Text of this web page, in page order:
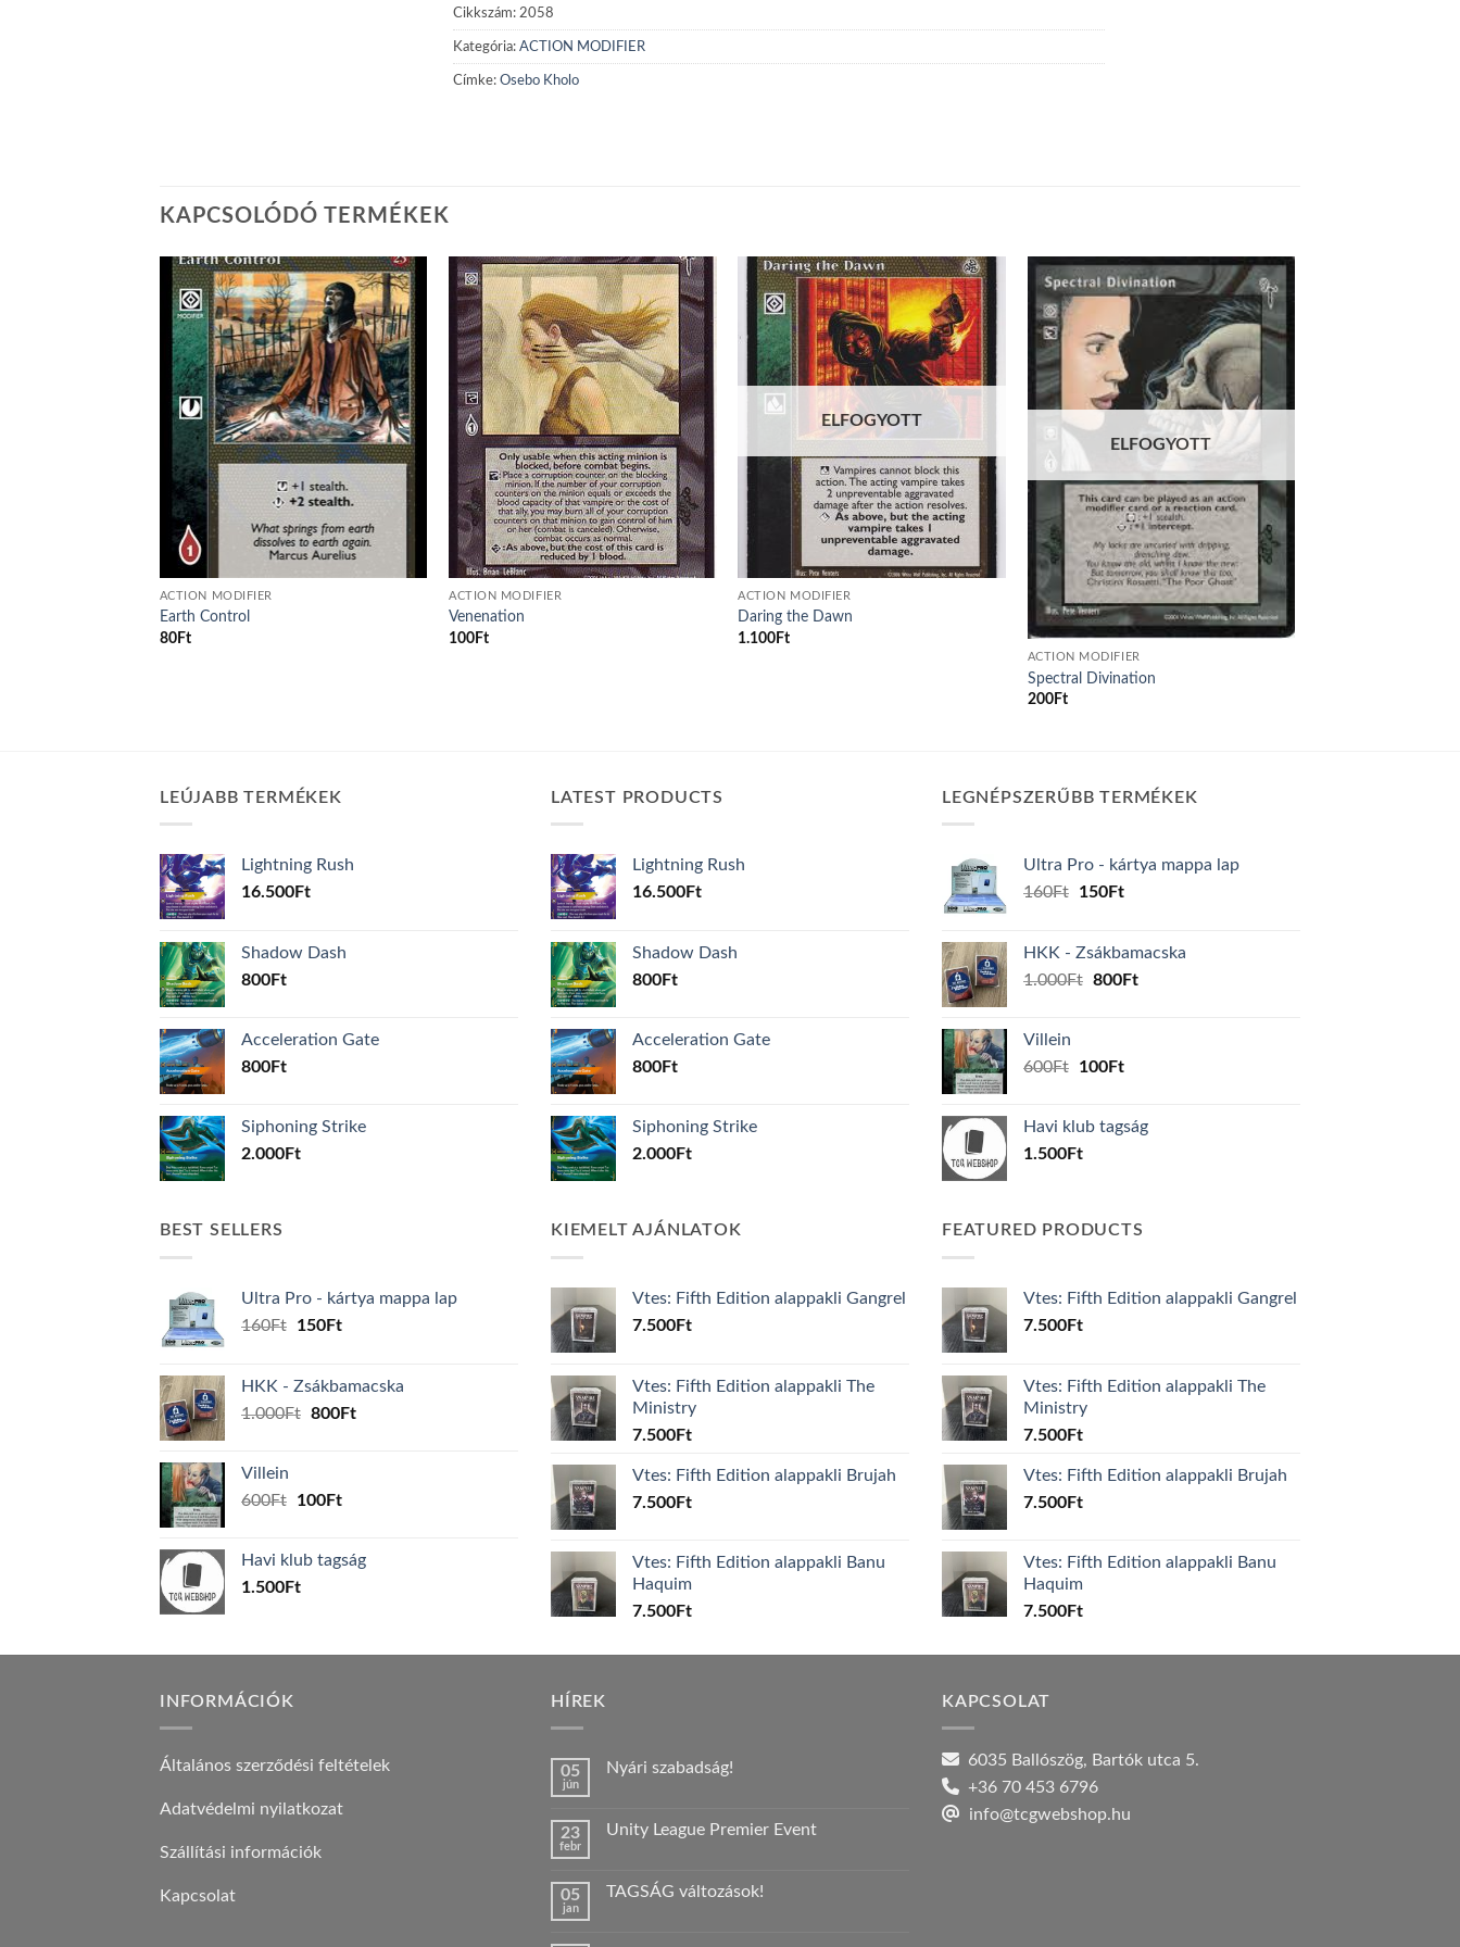
Cikkszám: 2058
Kategória: ACTION MODIFIER
Címke: Osebo Kholo
KAPCSOLÓDÓ TERMÉKEK
Add to
wishlist
ACTION MODIFIER
Earth Control
80Ft
Add to
wishlist
ACTION MODIFIER
Venenation
100 Ft
Add to
wishlist
ELFOGYOTT
ACTION MODIFIER
Daring the Dawn
1.100 Ft
Add to
wishlist
ELFOGYOTT
ACTION MODIFIER
Spectral Divination
200Ft
LEÚJABB TERMÉKEK
Lightning Rush
16.500Ft
Shadow Dash
800Ft
Acceleration Gate
800Ft
Siphoning Strike
2.000Ft
LATEST PRODUCTS
Lightning Rush
16.500Ft
Shadow Dash
800Ft
Acceleration Gate
800Ft
Siphoning Strike
2.000Ft
LEGNÉPSZERŰBB TERMÉKEK
Ultra Pro - kártya mappa lap
160Ft
Original
160Ft.
150FtCurrent
150Ft.
HKK - Zsákbamacska
1.000Ft Original
800FtCurrent
Villein
600Ft
Original
600Ft.
100FtCurrent
100Ft.
Havi klub tagság
1.500Ft
BEST SELLERS
Ultra Pro - kártya mappa lap
160Ft
Original
160Ft.
150FtCurrent
150Ft.
HKK - Zsákbamacska
1.000Ft Original
800FtCurrent
Villein
600Ft
Original
600Ft.
100FtCurrent
100Ft.
Havi klub tagság
1.500Ft
KIEMELT AJÁNLATOK
Vtes: Fifth Edition alappakli Gangrel
7.500Ft
Vtes: Fifth Edition alappakli The
Ministry
7.500Ft
Vtes: Fifth Edition alappakli Brujah
7.500Ft
Vtes: Fifth Edition alappakli Banu
Haquim
7.500Ft
FEATURED PRODUCTS
Vtes: Fifth Edition alappakli Gangrel
7.500Ft
Vtes: Fifth Edition alappakli The
Ministry
7.500Ft
Vtes: Fifth Edition alappakli Brujah
7.500Ft
Vtes: Fifth Edition alappakli Banu
Haquim
7.500Ft
INFORMÁCIÓK
Általános szerződési feltételek
Adatvédelmi nyilatkozat
Szállítási információk
Kapcsolat
HÍREK
05
jún
Nyári szabadság!
Nyári
23
febr
Unity League Premier Event
Unity
05
jan
TAGSÁG változások!
KAPCSOLAT
6035 Ballószög, Bartók utca 5.
+36 70 453 6796
info@tcgwebshop.hu